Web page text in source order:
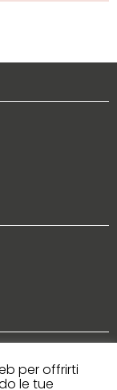
per offrirti
le tue